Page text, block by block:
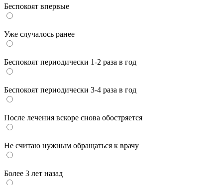
Беспокоят впервые
Уже случалось ранее
Беспокоят периодически 1-2 раза в год
Беспокоят периодически 3-4 раза в год
После лечения вскоре снова обостряется
Не считаю нужным обращаться к врачу
Более 3 лет назад